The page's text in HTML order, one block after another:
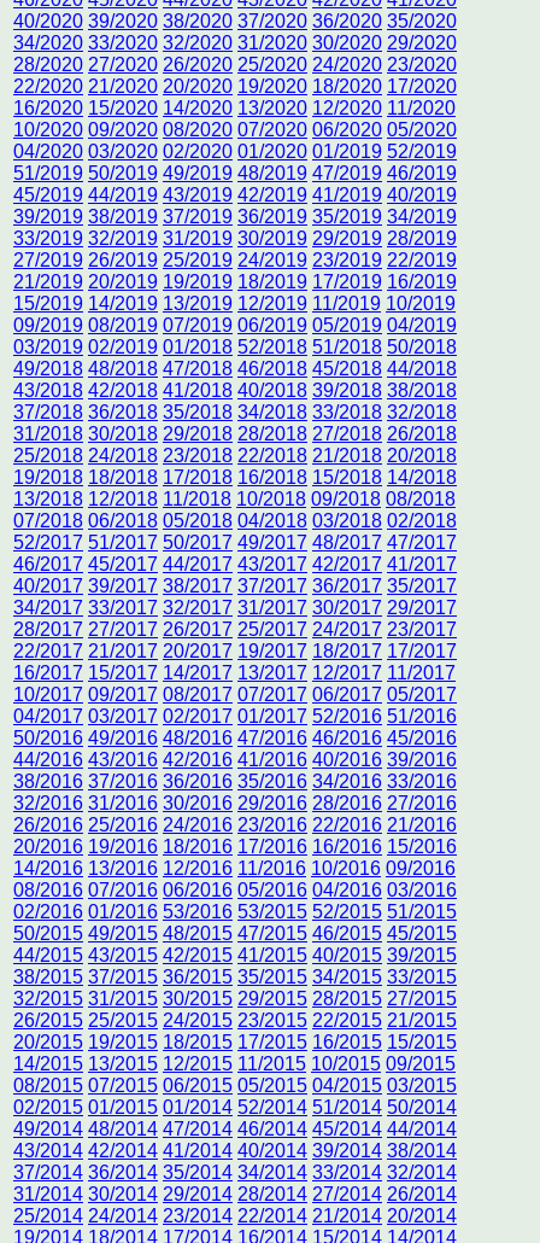
40/2020 39/2020 38/2020 37/2020 36/2020 35/2020
34/2020 33/2020 32/2020 31/2020 30/2020 29/2020
28/2020 27/2020 26/2020 25/2020 24/2020 23/2020
22/2020 21/2020 20/2020 19/2020 18/2020 17/2020
16/2020 15/2020 14/2020 13/2020 12/2020 11/2020
10/2020 09/2020 08/2020 07/2020 06/2020 05/2020
04/2020 03/2020 02/2020 01/2020 01/2019 52/2019
51/2019 50/2019 49/2019 48/2019 47/2019 46/2019
45/2019 44/2019 43/2019 42/2019 41/2019 40/2019
39/2019 38/2019 37/2019 36/2019 35/2019 34/2019
33/2019 32/2019 31/2019 30/2019 29/2019 28/2019
27/2019 26/2019 25/2019 24/2019 23/2019 22/2019
21/2019 20/2019 19/2019 18/2019 17/2019 16/2019
15/2019 14/2019 13/2019 12/2019 11/2019 10/2019
09/2019 08/2019 07/2019 06/2019 05/2019 04/2019
03/2019 02/2019 01/2018 52/2018 51/2018 50/2018
49/2018 48/2018 47/2018 46/2018 45/2018 44/2018
43/2018 42/2018 41/2018 40/2018 39/2018 38/2018
37/2018 36/2018 35/2018 34/2018 33/2018 32/2018
31/2018 30/2018 29/2018 28/2018 27/2018 26/2018
25/2018 24/2018 23/2018 22/2018 21/2018 20/2018
19/2018 18/2018 17/2018 16/2018 15/2018 14/2018
13/2018 12/2018 11/2018 10/2018 09/2018 08/2018
07/2018 06/2018 05/2018 04/2018 03/2018 02/2018
52/2017 51/2017 50/2017 49/2017 48/2017 47/2017
46/2017 45/2017 44/2017 43/2017 42/2017 41/2017
40/2017 39/2017 38/2017 37/2017 36/2017 35/2017
34/2017 33/2017 32/2017 31/2017 30/2017 29/2017
28/2017 27/2017 26/2017 25/2017 24/2017 23/2017
22/2017 21/2017 20/2017 19/2017 18/2017 17/2017
16/2017 15/2017 14/2017 13/2017 12/2017 11/2017
10/2017 09/2017 08/2017 07/2017 06/2017 05/2017
04/2017 03/2017 02/2017 01/2017 52/2016 51/2016
50/2016 49/2016 48/2016 47/2016 46/2016 45/2016
44/2016 43/2016 42/2016 41/2016 40/2016 39/2016
38/2016 37/2016 36/2016 35/2016 34/2016 33/2016
32/2016 31/2016 30/2016 29/2016 28/2016 27/2016
26/2016 25/2016 24/2016 23/2016 22/2016 21/2016
20/2016 19/2016 18/2016 17/2016 16/2016 15/2016
14/2016 13/2016 12/2016 11/2016 10/2016 09/2016
08/2016 07/2016 06/2016 05/2016 04/2016 03/2016
02/2016 01/2016 53/2016 53/2015 52/2015 51/2015
50/2015 49/2015 48/2015 47/2015 46/2015 45/2015
44/2015 43/2015 42/2015 41/2015 40/2015 39/2015
38/2015 37/2015 36/2015 35/2015 34/2015 33/2015
32/2015 31/2015 30/2015 29/2015 28/2015 27/2015
26/2015 25/2015 24/2015 23/2015 22/2015 21/2015
20/2015 19/2015 18/2015 17/2015 16/2015 15/2015
14/2015 13/2015 12/2015 11/2015 10/2015 09/2015
08/2015 07/2015 06/2015 05/2015 04/2015 03/2015
02/2015 01/2015 01/2014 52/2014 51/2014 50/2014
49/2014 48/2014 47/2014 46/2014 45/2014 44/2014
43/2014 42/2014 41/2014 40/2014 39/2014 38/2014
37/2014 36/2014 35/2014 34/2014 33/2014 32/2014
31/2014 30/2014 29/2014 28/2014 27/2014 26/2014
25/2014 24/2014 23/2014 22/2014 21/2014 20/2014
19/2014 18/2014 17/2014 16/2014 15/2014 14/2014